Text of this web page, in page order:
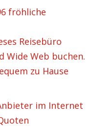
fröhliche
Reisebüro
Wide Web buchen.
zu Hause
im Internet